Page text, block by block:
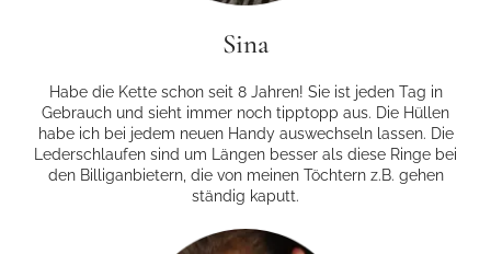
Sina
Habe die Kette schon seit 8 Jahren! Sie ist jeden Tag in
Gebrauch und sieht immer noch tipp­topp aus. Die Hüllen
habe ich bei jedem neuen Handy auswechseln lassen. Die
Lederschlaufen sind um Längen besser als diese Ringe bei
den Billiganbietern, die von meinen Töchtern z.B. gehen
ständig kaputt.